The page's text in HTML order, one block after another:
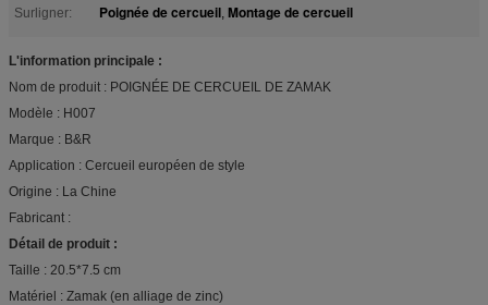
Surligner:
Poignée de cercueil, Montage de cercueil
L'information principale :
Nom de produit : POIGNÉE DE CERCUEIL DE ZAMAK
Modèle : H007
Marque : B&R
Application : Cercueil européen de style
Origine : La Chine
Fabricant :
Détail de produit :
Taille : 20.5*7.5 cm
Matériel : Zamak (en alliage de zinc)